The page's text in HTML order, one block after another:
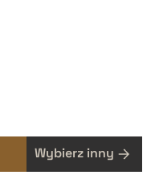
Wybierz inny